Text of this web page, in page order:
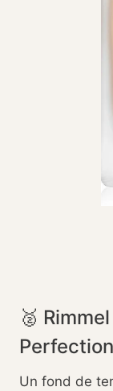
🥈
Un fond de